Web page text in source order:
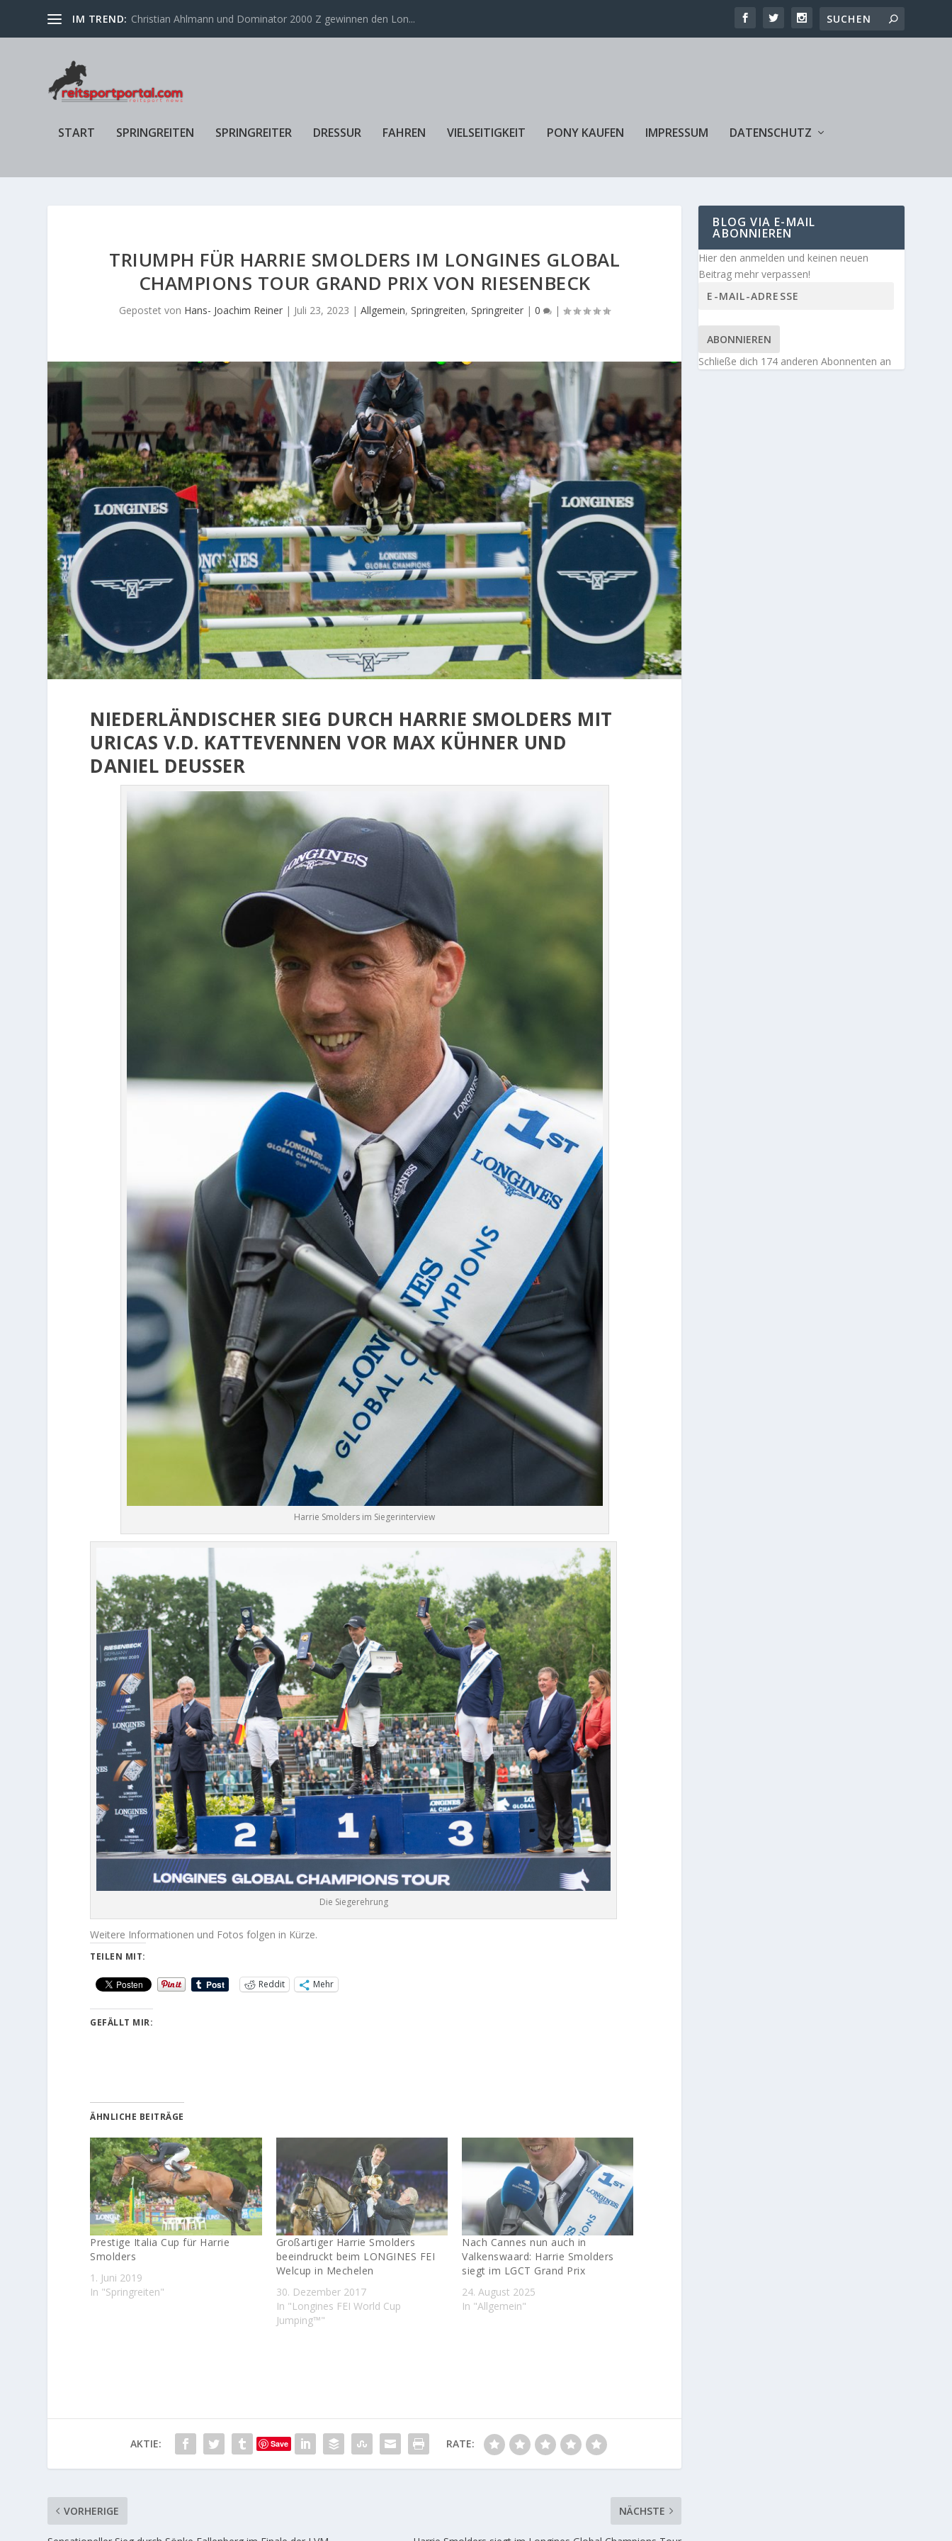
IM TREND: Christian Ahlmann und Dominator 2000 Z gewinnen den Lon...
START SPRINGREITEN SPRINGREITER DRESSUR FAHREN VIELSEITIGKEIT PONY KAUFEN IMPRESSUM DATENSCHUTZ
TRIUMPH FÜR HARRIE SMOLDERS IM LONGINES GLOBAL
CHAMPIONS TOUR GRAND PRIX VON RIESENBECK
Gepostet von Hans- Joachim Reiner | Juli 23, 2023 |Allgemein,Springreiten,Springreiter |0 |
NIEDERLÄNDISCHER SIEG DURCH HARRIE SMOLDERS MIT
URICAS V.D. KATTEVENNEN VOR MAX KÜHNER UND
DANIEL DEUSSER
Harrie Smolders im Siegerinterview
Die Siegerehrung
Weitere Informationen und Fotos folgen in Kürze.
TEILEN MIT:
Reddit Mehr
GEFÄLLT MIR:
ÄHNLICHE BEITRÄGE
Prestige Italia Cup für Harrie
Smolders
1. Juni 2019
In "Springreiten"
Großartiger Harrie Smolders
beeindruckt beim LONGINES FEI
Welcup in Mechelen
30. Dezember 2017
In "Longines FEI World Cup
Jumping™"
Nach Cannes nun auch in
Valkenswaard: Harrie Smolders
siegt im LGCT Grand Prix
24. August 2025
In "Allgemein"
AKTIE: Save RATE:
VORHERIGE NÄCHSTE
BLOG VIA E-MAIL
ABONNIEREN
Hier den anmelden und keinen neuen
Beitrag mehr verpassen!
ABONNIEREN
Schließe dich 174 anderen Abonnenten an